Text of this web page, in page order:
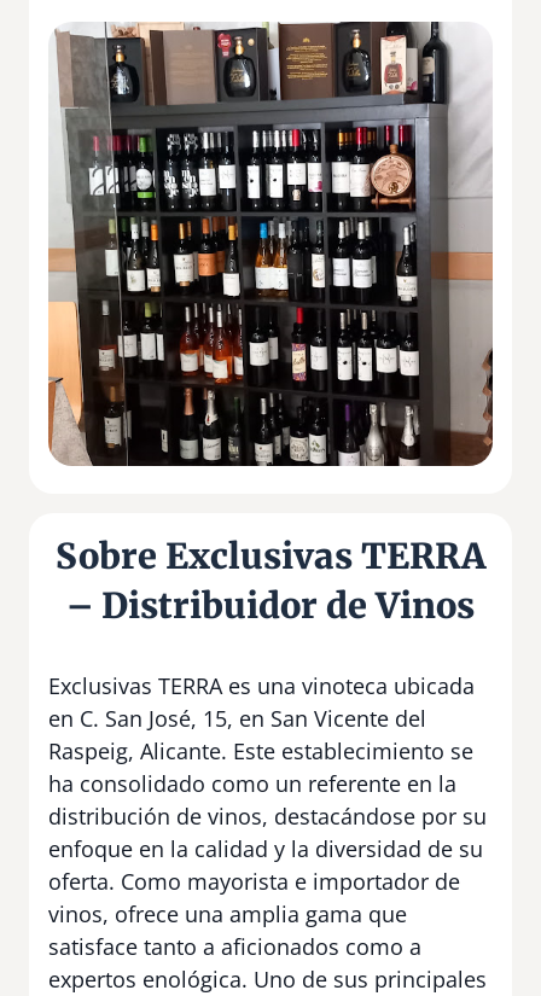
Sobre Exclusivas TERRA
– Distribuidor de Vinos
Exclusivas TERRA es una vinoteca ubicada
en C. San José, 15, en San Vicente del
Raspeig, Alicante. Este establecimiento se
ha consolidado como un referente en la
distribución de vinos, destacándose por su
enfoque en la calidad y la diversidad de su
oferta. Como mayorista e importador de
vinos, ofrece una amplia gama que
satisface tanto a aficionados como a
expertos enológica. Uno de sus principales